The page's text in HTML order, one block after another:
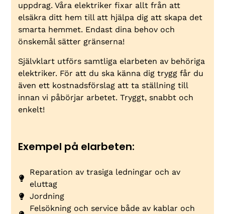
uppdrag. Våra elektriker fixar allt från att
elsäkra ditt hem till att hjälpa dig att skapa det
smarta hemmet. Endast dina behov och
önskemål sätter gränserna!
Självklart utförs samtliga elarbeten av behöriga
elektriker. För att du ska känna dig trygg får du
även ett kostnadsförslag att ta ställning till
innan vi påbörjar arbetet. Tryggt, snabbt och
enkelt!
Exempel på elarbeten:
Reparation av trasiga ledningar och av
eluttag
Jordning
Felsökning och service både av kablar och